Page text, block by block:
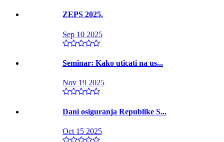
ZEPS 2025.
Sep 10 2025
Seminar: Kako uticati na us...
Nov 19 2025
Dani osiguranja Republike S...
Oct 15 2025